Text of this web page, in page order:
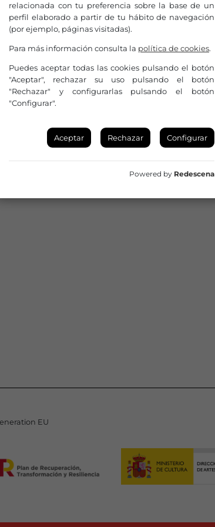
EU
relacionada con tu preferencia sobre la base de un
perfil elaborado a partir de tu hábito de navegación
(por ejemplo, páginas visitadas).
Para más información consulta la política de cookies.
Puedes aceptar todas las cookies pulsando el botón
"Aceptar", rechazar su uso pulsando el botón
"Rechazar" y configurarlas pulsando el botón
"Configurar".
Aceptar Rechazar Configurar
Powered by Redescena